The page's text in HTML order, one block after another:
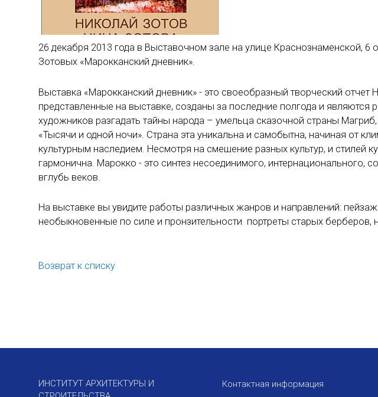
26 декабря 2013 года в Выставочном зале на улице Краснознаменской,
Зотовых «Марокканский дневник».
Выставка «Марокканский дневник» - это своеобразный творческий
представленные на выставке, созданы за последние полгода и являются
художников разгадать тайны народа – умельца сказочной страны
«Тысячи и одной ночи». Страна эта уникальна и самобытна, начиная от
культурным наследием. Несмотря на смешение разных культур, и стилей
гармонична. Марокко - это синтез несоединимого, интернационального,
вглубь веков.
На выставке вы увидите работы различных жанров и направлений:
необыкновенные по силе и пронзительности портреты старых берберов,
Возврат к списку
ИНСТИТУТ АРХИТЕКТУРЫ И
Контактная информация